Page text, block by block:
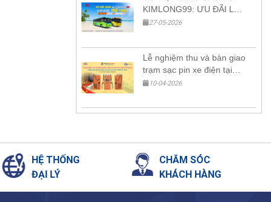
KIMLONG99: ƯU ĐÃI LÊN
ĐẾN 150 TRIỆU + NHẬN
KIMAN9
27-05-2026
Lễ nghiệm thu và bàn giao
trạm sạc pin xe điện tại
Hóc Môn – Bước tiến mới
xanh
10-04-2026
HỆ THỐNG
ĐẠI LÝ
CHĂM SÓC
KHÁCH HÀNG